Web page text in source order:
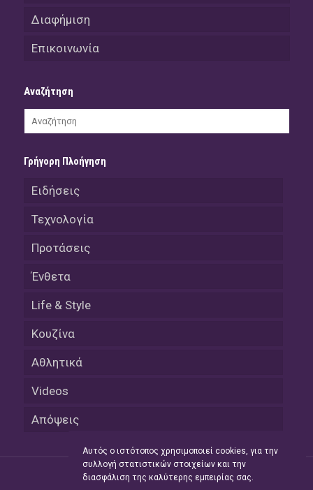
Διαφήμιση
Επικοινωνία
Αναζήτηση
Γρήγορη Πλοήγηση
Ειδήσεις
Τεχνολογία
Προτάσεις
Ένθετα
Life & Style
Κουζίνα
Αθλητικά
Videos
Απόψεις
Αυτός ο ιστότοπος χρησιμοποιεί cookies, για την
συλλογή στατιστικών στοιχείων και την
διασφάλιση της καλύτερης εμπειρίας σας.